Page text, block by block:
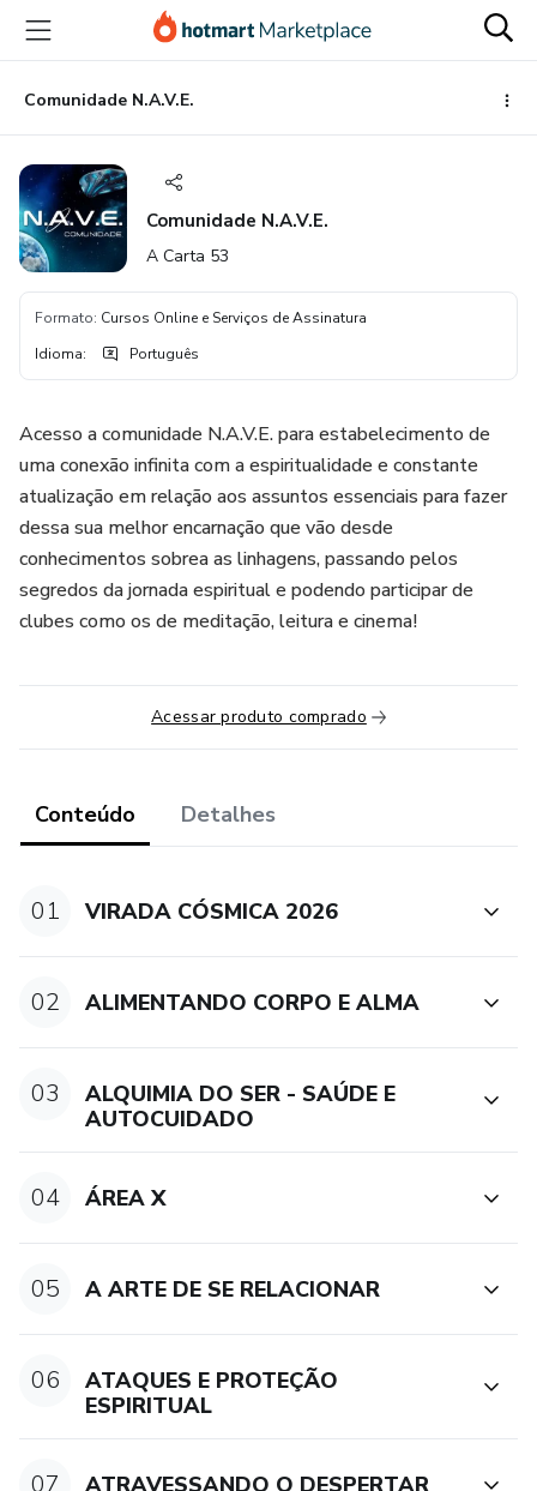
para
conteúdo
principal
para
pagamento
para
rodapé
Comunidade N.A.V.E.
Comunidade N.A.V.E.
A Carta 53
Formato: Cursos Online e Serviços de Assinatura
Idioma: Português
Acesso a comunidade N.A.V.E. para estabelecimento de
uma conexão infinita com a espiritualidade e constante
atualização em relação aos assuntos essenciais para fazer
dessa sua melhor encarnação que vão desde
conhecimentos sobrea as linhagens, passando pelos
segredos da jornada espiritual e podendo participar de
clubes como os de meditação, leitura e cinema!
Acessar produto comprado
Conteúdo Detalhes
01 VIRADA CÓSMICA 2026
02 ALIMENTANDO CORPO E ALMA
03
ALQUIMIA DO SER - SAÚDE E
AUTOCUIDADO
04 ÁREA X
05 A ARTE DE SE RELACIONAR
06
ATAQUES E PROTEÇÃO
ESPIRITUAL
07 ATRAVESSANDO O DESPERTAR